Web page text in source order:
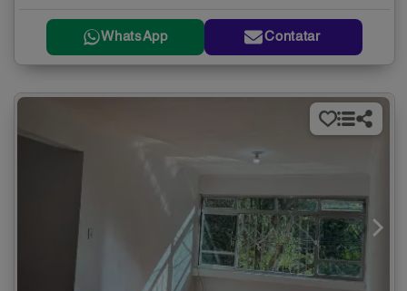
WhatsApp Contatar